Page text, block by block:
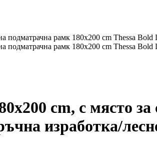
cm, с място
изработка/